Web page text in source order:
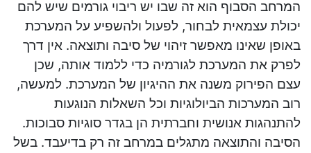
המרחב הסבוף הוא זה שבו יש ריבוי גורמים שיש להם
יכולת עצמאית לבחור, לפעול ולהשפיע על המערכת
באופן שאינו מאפשר זיהוי של סיבה ותוצאה. אין דרך
לפרק את המערכת לגורמיה כדי ללמוד אותה, שכן
עצם הפירוק משנה את ההיגיון של המערכת. למעשה,
רוב המערכות הביולוגיות וכל השאלות הנוגעות
להתנהגות אנושית וחברתית הן בגדר סוגיות סבוכות.
הסיבה והתוצאה מתגלים במרחב זה רק בדיעבד. בשל